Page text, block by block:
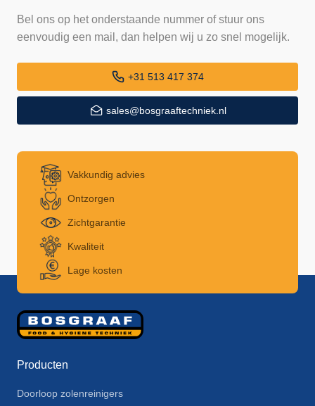
Bel ons op het onderstaande nummer of stuur ons
eenvoudig een mail, dan helpen wij u zo snel mogelijk.
+31 513 417 374
sales@bosgraaftechniek.nl
Vakkundig advies
Ontzorgen
Zichtgarantie
Kwaliteit
Lage kosten
Producten
Doorloop zolenreinigers